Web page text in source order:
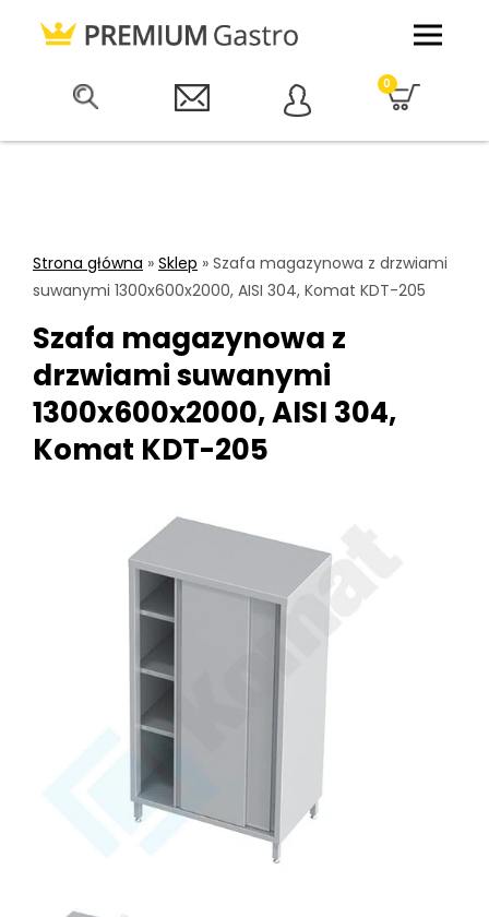
0
Strona główna » Sklep » Szafa magazynowa z drzwiami
suwanymi 1300x600x2000, AISI 304, Komat KDT-205
Szafa magazynowa z
drzwiami suwanymi
1300x600x2000, AISI 304,
Komat KDT-205